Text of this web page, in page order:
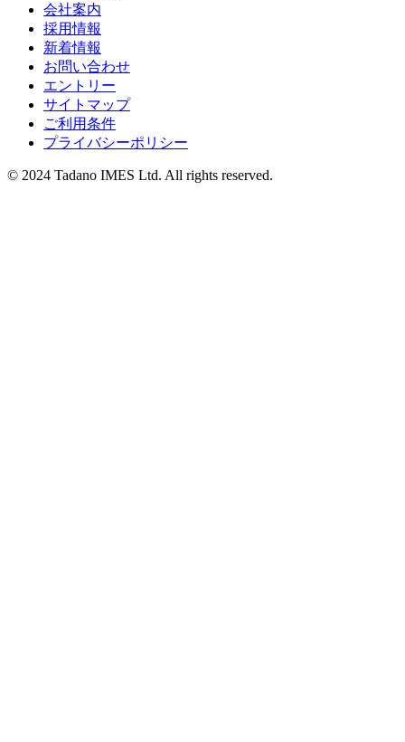
会社案内
採用情報
新着情報
お問い合わせ
エントリー
サイトマップ
ご利用条件
プライバシーポリシー
© 2024 Tadano IMES Ltd. All rights reserved.